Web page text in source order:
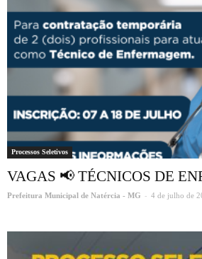
Processos Seletivos
VAGAS 📢 TÉCNICOS DE
Prefeitura Municipal de Natércia - MG - 4 de julho de